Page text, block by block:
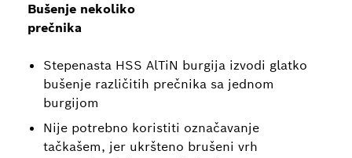
Bušenje nekoliko
prečnika
Stepenasta HSS AlTiN burgija izvodi glatko
bušenje različitih prečnika sa jednom
burgijom
Nije potrebno koristiti označavanje
tačkašem, jer ukršteno brušeni vrh